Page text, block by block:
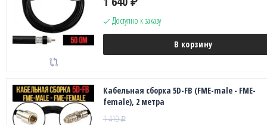
₽
Доступно к заказу
В корзину
Кабельная сборка 5D-FB (FME-male - FME-
female), 2 метра
1 410₽